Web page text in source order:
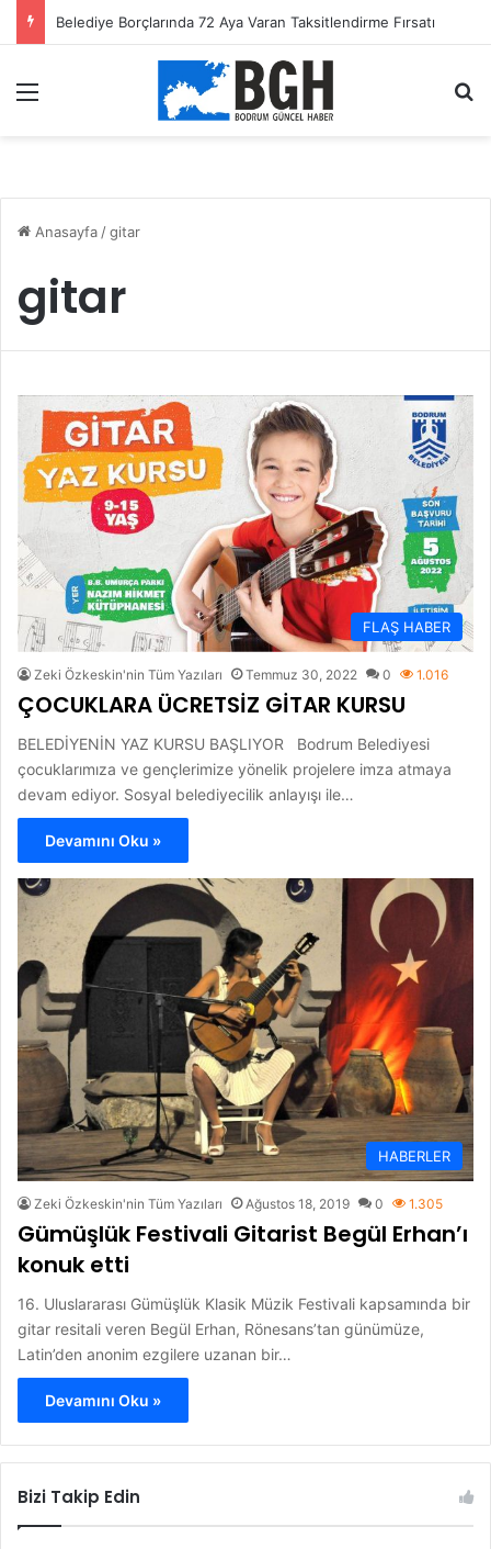
Belediye Borçlarında 72 Aya Varan Taksitlendirme Fırsatı
Anasayfa /gitar
gitar
FLAŞ HABER
Zeki Özkeskin'nin Tüm Yazıları Temmuz 30, 2022 0 1.016
ÇOCUKLARA ÜCRETSİZ GİTAR KURSU
BELEDİYENİN YAZ KURSU BAŞLIYOR Bodrum Belediyesi
çocuklarımıza ve gençlerimize yönelik projelere imza atmaya
devam ediyor. Sosyal belediyecilik anlayışı ile…
Devamını Oku »
HABERLER
Zeki Özkeskin'nin Tüm Yazıları Ağustos 18, 2019 0 1.305
Gümüşlük Festivali Gitarist Begül Erhan’ı
konuk etti
16. Uluslararası Gümüşlük Klasik Müzik Festivali kapsamında bir
gitar resitali veren Begül Erhan, Rönesans’tan günümüze,
Latin’den anonim ezgilere uzanan bir…
Devamını Oku »
Bizi Takip Edin